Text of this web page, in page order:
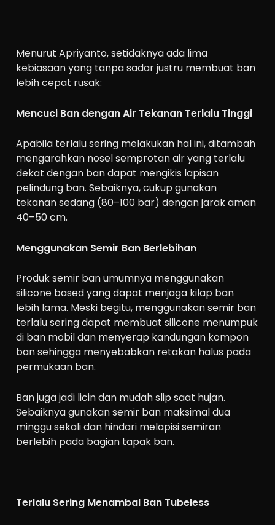
Menurut Apriyanto, setidaknya ada lima
kebiasaan yang tanpa sadar justru membuat ban
lebih cepat rusak:
Mencuci Ban dengan Air Tekanan Terlalu Tinggi
Apabila terlalu sering melakukan hal ini, ditambah
mengarahkan nosel semprotan air yang terlalu
dekat dengan ban dapat mengikis lapisan
pelindung ban. Sebaiknya, cukup gunakan
tekanan sedang (80–100 bar) dengan jarak aman
40–50 cm.
Menggunakan Semir Ban Berlebihan
Produk semir ban umumnya menggunakan
silicone based yang dapat menjaga kilap ban
lebih lama. Meski begitu, menggunakan semir ban
terlalu sering dapat membuat silicone menumpuk
di ban mobil dan menyerap kandungan kompon
ban sehingga menyebabkan retakan halus pada
permukaan ban.
Ban juga jadi licin dan mudah slip saat hujan.
Sebaiknya gunakan semir ban maksimal dua
minggu sekali dan hindari melapisi semiran
berlebih pada bagian tapak ban.
Terlalu Sering Menambal Ban Tubeless